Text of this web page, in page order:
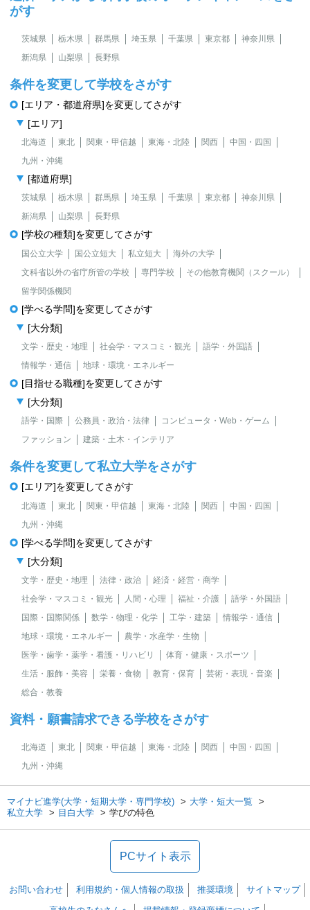
がす
茨城県 栃木県 群馬県 埼玉県 千葉県 東京都
神奈川県
新潟県
山梨県 長野県
条件を変更して学校をさがす
[エリア・都道府県]を変更してさがす
[エリア]
北海道 東北 関東・甲信越 東海・北陸 関西
中国・四国
九州・沖縄
[都道府県]
茨城県 栃木県 群馬県 埼玉県 千葉県 東京都
神奈川県
新潟県
山梨県 長野県
[学校の種類]を変更してさがす
国公立大学 国公立短大 私立短大
海外の大学
文科省以外の省庁所管の学校
専門学校
その他教育機関（スクール）
留学関係機関
[学べる学問]を変更してさがす
[大分類]
文学・歴史・地理 社会学・マスコミ・観光
語学・外国語
情報学・通信
地球・環境・エネルギー
[目指せる職種]を変更してさがす
[大分類]
語学・国際 公務員・政治・法律
コンピュータ・Web・ゲーム
ファッション
建築・土木・インテリア
条件を変更して私立大学をさがす
[エリア]を変更してさがす
北海道 東北 関東・甲信越 東海・北陸 関西
中国・四国
九州・沖縄
[学べる学問]を変更してさがす
[大分類]
文学・歴史・地理 法律・政治
経済・経営・商学
社会学・マスコミ・観光
人間・心理 福祉・介護
語学・外国語
国際・国際関係
数学・物理・化学 工学・建築
情報学・通信
地球・環境・エネルギー
農学・水産学・生物
医学・歯学・薬学・看護・リハビリ
体育・健康・スポーツ
生活・服飾・美容
栄養・食物 教育・保育
芸術・表現・音楽
総合・教養
資料・願書請求できる学校をさがす
北海道 東北 関東・甲信越 東海・北陸 関西
中国・四国
九州・沖縄
マイナビ進学(大学・短期大学・専門学校)
大学・短大一覧
私立大学
目白大学 学びの特色
PCサイト表示
お問い合わせ 利用規約・個人情報の取扱 推奨環境
サイトマップ